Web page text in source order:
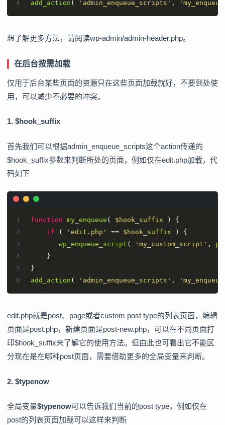
add_action ( 'admin_enqueue_scripts' ,
想了解更多方法，请阅读wp-admin/admin-header.php。
在后台按需加载
仅用于后台某些页面的资源只在这些页面加载就好，不要到处使
用，可以减少不必要的冲突。
1. $hook_suffix
首先我们可以根据admin_enqueue_scripts这个action传递的
$hook_suffix参数来判断所处的页面，例如仅在edit.php加载，代
码如下
function my_enqueue ( $hook_suffix ) {
if ( 'edit.php' == $hook_suffix ) {
wp_enqueue_script ( 'my_custom_script' ,
    }
}
add_action ( 'admin_enqueue_scripts' ,
edit.php就是post、page或者custom post type的列表页面，编辑
页面是post.php，新建页面是post-new.php，可以在不同页面打
印$hook_suffix来了解它的使用方法。但由此也可看出它不能区
分现在是在哪种post页面，需要借助更多的全局变量来判断。
2. $typenow
全局变量$typenow可以告诉我们当前的post type，例如仅在
post的列表页面加载可以这样来判断